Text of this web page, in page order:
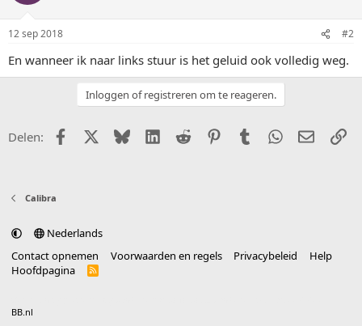
12 sep 2018 #2
En wanneer ik naar links stuur is het geluid ook volledig weg.
Inloggen of registreren om te reageren.
Delen: FacebookX (Twitter)
BlueskyLinkedIn
Reddit PinterestTumblr WhatsApp
E-mail
Calibra
Nederlands
Contact opnemen
Voorwaarden en regels Privacybeleid
Help
Hoofdpagina
R
BB.nl